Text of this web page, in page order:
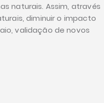
naturais. Assim, através
diminuir o impacto
validação de novos